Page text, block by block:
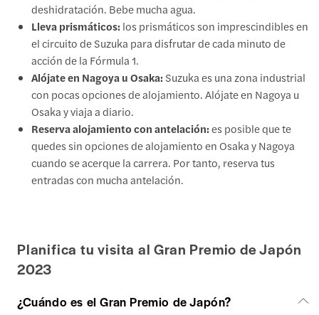
deshidratación. Bebe mucha agua.
Lleva prismáticos: los prismáticos son imprescindibles en
el circuito de Suzuka para disfrutar de cada minuto de
acción de la Fórmula 1.
Alójate en Nagoya u Osaka: Suzuka es una zona industrial
con pocas opciones de alojamiento. Alójate en Nagoya u
Osaka y viaja a diario.
Reserva alojamiento con antelación:es posible que te
quedes sin opciones de alojamiento en Osaka y Nagoya
cuando se acerque la carrera. Por tanto, reserva tus
entradas con mucha antelación.
Planifica tu visita al Gran Premio de Japón
2023
¿Cuándo es el Gran Premio de Japón?